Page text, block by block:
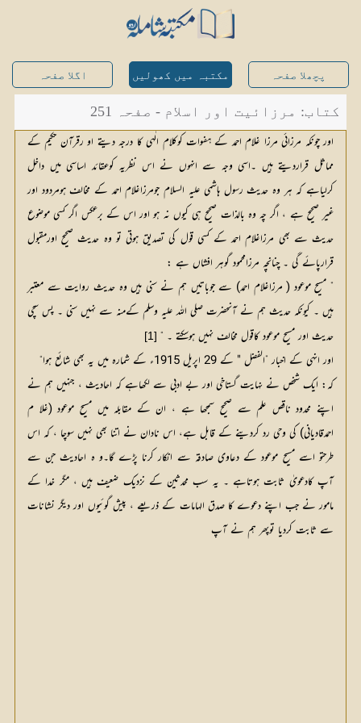
پچھلا صفحہ مکتبہ میں کھولیں اگلا صفحہ
کتاب: مرزائیت اور اسلام - صفحہ 251
اور چونکہ مرزائی مرزا غلام احمد کے ہفوات کوکلام الٰہی کا درجہ دیتے او رقرآن حکیم کے
مماثل قراردیتے ہیں ۔اسی وجہ سے انہوں نے اس نظریہ کوعقائد اساسی میں داخل
کرلیاہے کہ ہر وہ حدیث رسول ہاشمی علیہ السلام جومرزاغلام احمد کے مخالف ہومردود اور
غیر صحیح ہے ، اگر چہ وہ بالذات صحیح ہی کیوں نہ ہو اور اس کے برعکس اگر کسی موضوع
حدیث سے بھی مرزاغلام احمد کے کسی قول کی تصدیق ہوتی تو وہ حدیث صحیح اورمقبول
قرارپائے گی ۔ چنانچہ مرزامحمود گوہر افشاں ہے :
” مسیح موعود ( مرزاغلام احمد) سے جوباتیں ہم نے سنی ہیں وہ حدیث روایت سے معتبر
ہیں ۔ کیونکہ حدیث ہم نے آنحضرت صلی اللہ علیہ وسلم کےمنہ سے نہیں سنی ۔ پس سچی
حدیث اور مسیح موعود کاقول مخالف نہیں ہوسکتے ۔ “ [1]
اور انہی کے اخبار ”الفضل " کے 29 اپریل 1915ء کے شمارہ میں یہ بھی شائع ہوا“
کہ: ایک شخص نے نہایت گستاخی اور بے ادبی سے لکھاہے کہ احادیث ، جنہیں ہم نے
اپنے محدود ناقص علم سے صحیح سمجھا ہے ، ان کے مقابلہ میں مسیح موعود (غلا م
احمدقادیانی) کی وحی رد کردینے کے قابل ہے، اس نادان نے اتنا بھی نہیں سوچا ، کہ اس
طرحتو اسے مسیح موعود کے دعاوی صادقہ سے انکار کرنا پڑے گا۔و ہ احادیث جن سے
آپ کادعویٰ ثابت ہوتاہے ۔ یہ سب محدثین کے نزدیک ضعیف ہیں ، مگر خدا کے
مامور نے جب اپنے دعوے کا صدق الہامات کے ذریعے ، پیش گوئیوں اور دیگر نشانات
سے ثابت کردیا توپھر ہم نے آپ